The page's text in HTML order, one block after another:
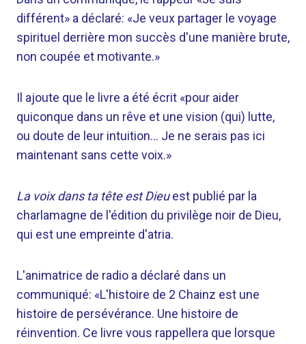
différent» a déclaré: «Je veux partager le voyage
spirituel derrière mon succès d'une manière brute,
non coupée et motivante.»
Il ajoute que le livre a été écrit «pour aider
quiconque dans un rêve et une vision (qui) lutte,
ou doute de leur intuition… Je ne serais pas ici
maintenant sans cette voix.»
La voix dans ta tête est Dieuest publié par la
charlamagne de l'édition du privilège noir de Dieu,
qui est une empreinte d'atria.
L'animatrice de radio a déclaré dans un
communiqué: «L'histoire de 2 Chainz est une
histoire de persévérance. Une histoire de
réinvention. Ce livre vous rappellera que lorsque